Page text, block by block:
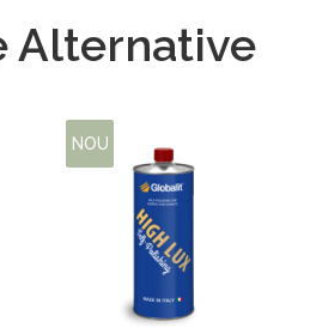
Alternative
NOU